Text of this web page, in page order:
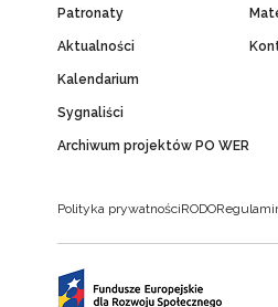
Patronaty
Aktualności
Kalendarium
Sygnaliści
Archiwum projektów PO WER
Polityka prywatnościRODO